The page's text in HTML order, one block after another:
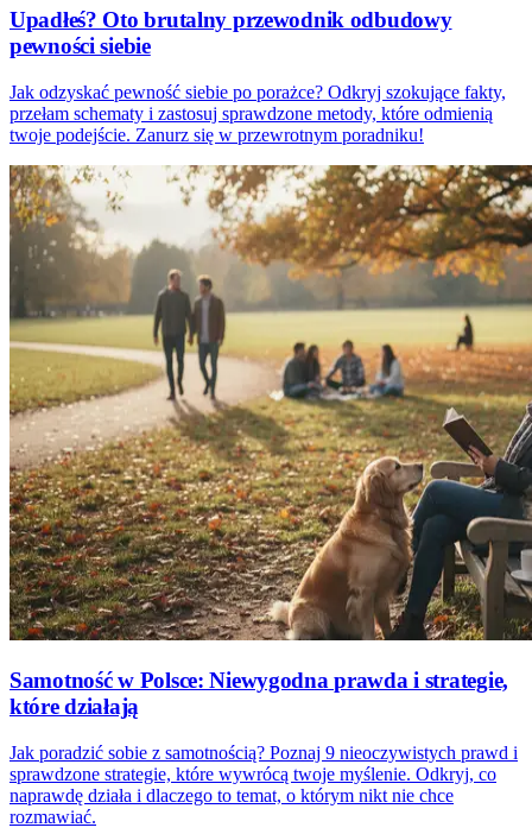
Upadłeś? Oto brutalny przewodnik odbudowy
pewności siebie
Jak odzyskać pewność siebie po porażce? Odkryj szokujące fakty,
przełam schematy i zastosuj sprawdzone metody, które odmienią
twoje podejście. Zanurz się w przewrotnym poradniku!
Samotność w Polsce: Niewygodna prawda i strategie,
które działają
Jak poradzić sobie z samotnością? Poznaj 9 nieoczywistych prawd i
sprawdzone strategie, które wywrócą twoje myślenie. Odkryj, co
naprawdę działa i dlaczego to temat, o którym nikt nie chce
rozmawiać.